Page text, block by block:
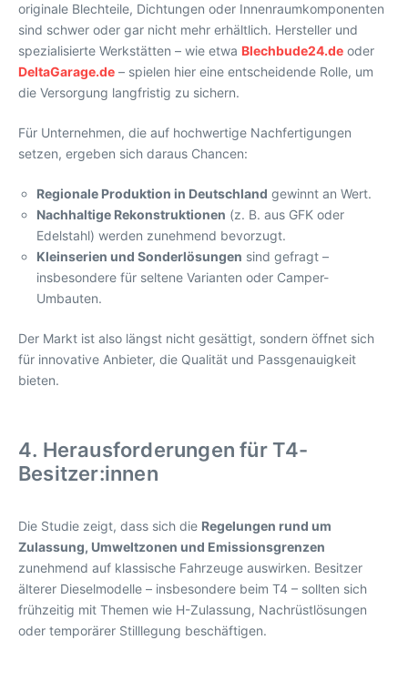
originale Blechteile, Dichtungen oder Innenraumkomponenten
sind schwer oder gar nicht mehr erhältlich. Hersteller und
spezialisierte Werkstätten – wie etwa Blechbude24.de oder
DeltaGarage.de – spielen hier eine entscheidende Rolle, um
die Versorgung langfristig zu sichern.
Für Unternehmen, die auf hochwertige Nachfertigungen
setzen, ergeben sich daraus Chancen:
Regionale Produktion in Deutschland gewinnt an Wert.
Nachhaltige Rekonstruktionen (z. B. aus GFK oder
Edelstahl) werden zunehmend bevorzugt.
Kleinserien und Sonderlösungen sind gefragt –
insbesondere für seltene Varianten oder Camper-
Umbauten.
Der Markt ist also längst nicht gesättigt, sondern öffnet sich
für innovative Anbieter, die Qualität und Passgenauigkeit
bieten.
4. Herausforderungen für T4-
Besitzer:innen
Die Studie zeigt, dass sich die Regelungen rund um
Zulassung, Umweltzonen und Emissionsgrenzen
zunehmend auf klassische Fahrzeuge auswirken. Besitzer
älterer Dieselmodelle – insbesondere beim T4 – sollten sich
frühzeitig mit Themen wie H-Zulassung, Nachrüstlösungen
oder temporärer Stilllegung beschäftigen.